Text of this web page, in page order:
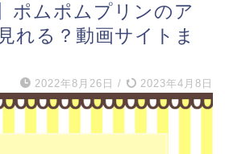
ポムポムプリンのア
れる？動画サイトま
2022年8月26日 / 2023年4月8日